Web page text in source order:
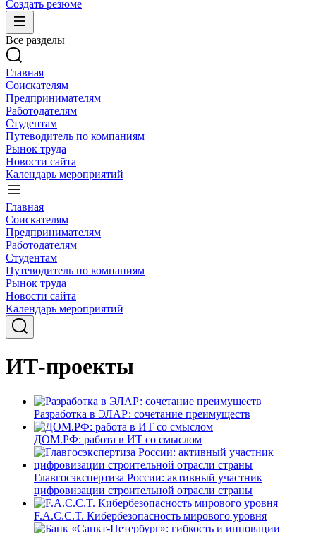
Создать резюме
Все разделы
Главная
Соискателям
Предпринимателям
Работодателям
Студентам
Путеводитель по компаниям
Рынок труда
Новости сайта
Календарь мероприятий
Главная
Соискателям
Предпринимателям
Работодателям
Студентам
Путеводитель по компаниям
Рынок труда
Новости сайта
Календарь мероприятий
ИТ-проекты
Разработка в ЭЛАР: сочетание преимуществ
ДОМ.РФ: работа в ИТ со смыслом
Главгосэкспертиза России: активный участник
цифровизации строительной отрасли страны
F.A.C.C.T. Кибербезопасность мирового уровня